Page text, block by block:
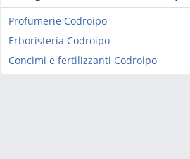
Profumerie Codroipo
Erboristeria Codroipo
Concimi e fertilizzanti Codroipo